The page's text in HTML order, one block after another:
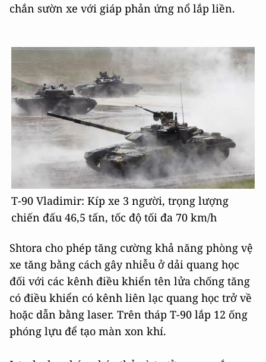
chắn sườn xe với giáp phản ứng nổ lắp liền.
Т-90 Vladimir: Kíp xe 3 người, trọng lượng
chiến đấu 46,5 tấn, tốc độ tối đa 70 km/h
Shtora cho phép tăng cường khả năng phòng vệ
xe tăng bằng cách gây nhiễu ở dải quang học
đối với các kênh điều khiển tên lửa chống tăng
có điều khiển có kênh liên lạc quang học trở về
hoặc dẫn bằng laser. Trên tháp Т-90 lắp 12 ống
phóng lựu để tạo màn xon khí.